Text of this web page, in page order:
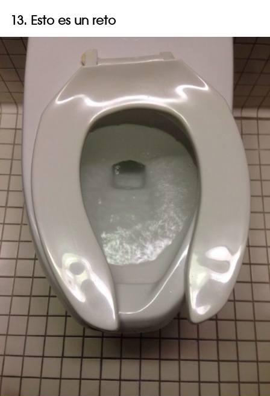
13. Esto es un reto